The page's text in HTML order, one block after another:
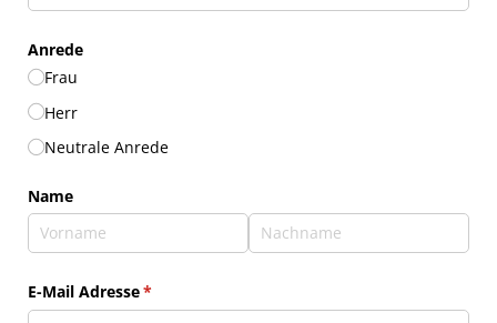
Anrede
Frau
Herr
Neutrale Anrede
Name
E-Mail Adresse*
(erforderlich)